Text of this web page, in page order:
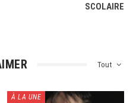
SCOLAIRE
Tout
À LA UNE